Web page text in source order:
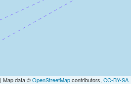
| Map data ©OpenStreetMapcontributors, CC-BY-SA